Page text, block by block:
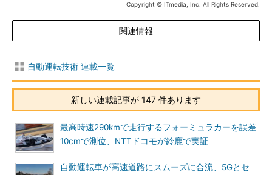
Copyright © ITmedia, Inc. All Rights Reserved.
関連情報
自動運転技術 連載一覧
新しい連載記事が 147 件あります
最高時速290kmで走行するフォーミュラカーを誤差
10cmで測位、NTTドコモが鈴鹿で実証
自動運転車が高速道路にスムーズに合流、5Gとセ